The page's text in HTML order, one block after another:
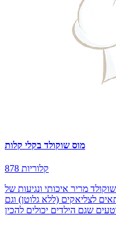
מוס שוקולד בקלי קלות
878 קלוריות
מריר איכותי ונגיעות של
לצליאקים (ללא גלוטן) וגם
שגם הילדים יכולים להכין